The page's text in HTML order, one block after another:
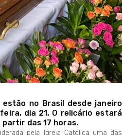
no Brasil desde janeiro
dia 21. O relicário estará
partir das 17 horas.
pela Igreja Católica uma das